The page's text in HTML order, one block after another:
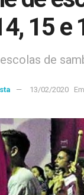
15 e
de
13/02/2020 Em